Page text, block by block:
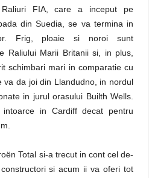
Raliuri FIA, care a inceput pe
din Suedia, se va termina in
Frig, ploaie si noroi sunt
Raliului Marii Britanii si, in plus,
schimbari mari in comparatie cu
va da joi din Llandudno, in nordul
in jurul orasului Builth Wells.
in Cardiff decat pentru
Total si-a trecut in cont cel de-
si acum ii va oferi tot